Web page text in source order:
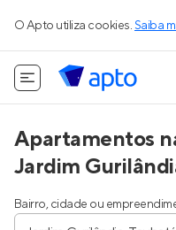
O Apto utiliza cookies. Saiba
Apartamentos
Jardim
Bairro, cidade ou